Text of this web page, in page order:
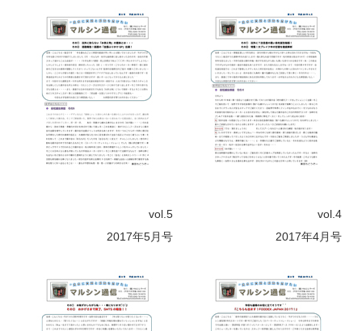
vol.5
2017年5月号
vol.4
2017年4月号